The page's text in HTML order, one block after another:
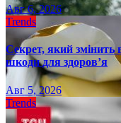
Авг 6, 2026
Trends
Секрет, який
шкоди для здоров’я
Авг 5, 2026
Trends